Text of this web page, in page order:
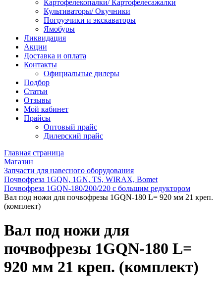
Картофелекопалки/ Картофелесажалки
Культиваторы/ Окучники
Погрузчики и экскаваторы
Ямобуры
Ликвидация
Акции
Доставка и оплата
Контакты
Официальные дилеры
Подбор
Статьи
Отзывы
Мой кабинет
Прайсы
Оптовый прайс
Дилерский прайс
Главная страница
Магазин
Запчасти для навесного оборудования
Почвофреза 1GQN, 1GN, TS, WIRAX, Bomet
Почвофреза 1GQN-180/200/220 с большим редуктором
Вал под ножи для почвофрезы 1GQN-180 L= 920 мм 21 креп.
(комплект)
Вал под ножи для
почвофрезы 1GQN-180 L=
920 мм 21 креп. (комплект)